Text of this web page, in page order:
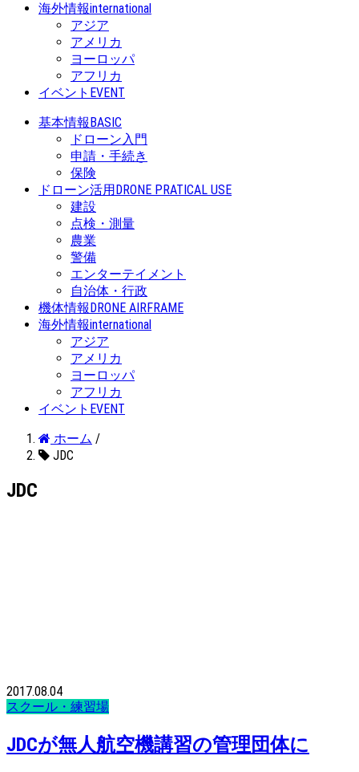
海外情報international
アジア
アメリカ
ヨーロッパ
アフリカ
イベント EVENT
基本情報BASIC
ドローン入門
申請・手続き
保険
ドローン活用DRONE PRATICAL USE
建設
点検・測量
農業
警備
エンターテイメント
自治体・行政
機体情報DRONE AIRFRAME
海外情報international
アジア
アメリカ
ヨーロッパ
アフリカ
イベント EVENT
ホーム /
JDC
JDC
2017.08.04
スクール・練習場
JDCが無人航空機講習の管理団体に